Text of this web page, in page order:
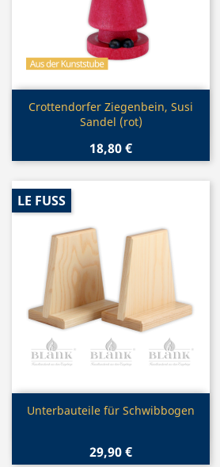
Vorschau
Crottendorfer Ziegenbein, Susi
Sandel (rot)
18,80 €
Vorschau
Unterbauteile für Schwibbogen
29,90 €
LE FUSS